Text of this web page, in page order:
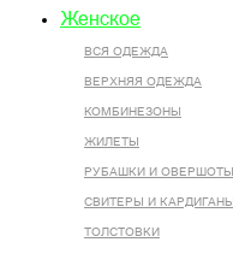
Женское
ВСЯ ОДЕЖДА
ВЕРХНЯЯ ОДЕЖДА
КОМБИНЕЗОНЫ
ЖИЛЕТЫ
РУБАШКИ И ОВЕРШОТЫ
СВИТЕРЫ И КАРДИГАНЫ
ТОЛСТОВКИ